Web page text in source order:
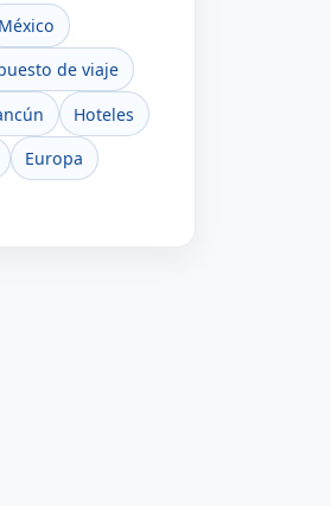
México
de viaje
Hoteles
Europa